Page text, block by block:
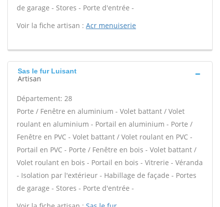
de garage - Stores - Porte d'entrée -
Voir la fiche artisan : Acr menuiserie
Sas le fur Luisant
Artisan
Département: 28
Porte / Fenêtre en aluminium - Volet battant / Volet
roulant en aluminium - Portail en aluminium - Porte /
Fenêtre en PVC - Volet battant / Volet roulant en PVC -
Portail en PVC - Porte / Fenêtre en bois - Volet battant /
Volet roulant en bois - Portail en bois - Vitrerie - Véranda
- Isolation par l'extérieur - Habillage de façade - Portes
de garage - Stores - Porte d'entrée -